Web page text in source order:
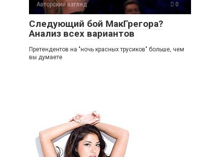
Авторский взгляд 0
Следующий бой МакГрегора?
Анализ всех вариантов
Претендентов на "ночь красных трусиков" больше, чем
вы думаете